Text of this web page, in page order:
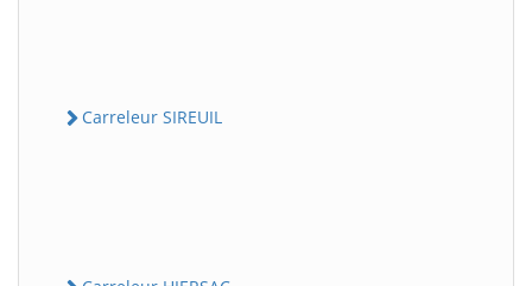
Carreleur SIREUIL